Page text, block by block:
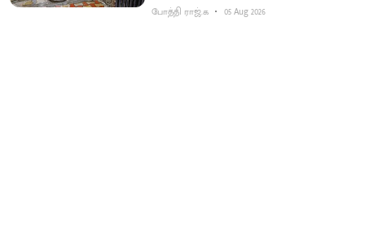
போத்தி ராஜ்.க 05 Aug 2026